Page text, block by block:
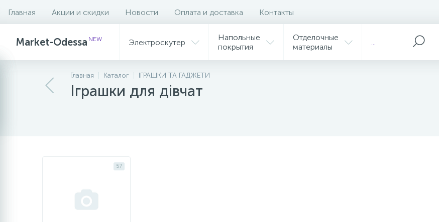
Главная Акции и скидки Новости Оплата и доставка Контакты
Market-Odessa NEW Электроскутер
Напольные
покрытия
Отделочные
материалы
Главная Каталог ІГРАШКИ ТА ГАДЖЕТИ
Іграшки для дівчат
Фильтр
57